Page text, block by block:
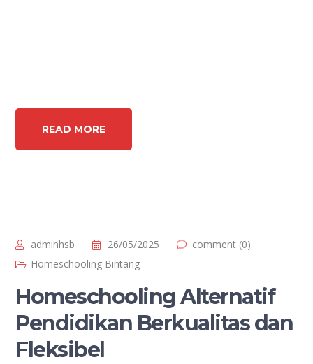
READ MORE
adminhsb 26/05/2025
comment (0)
Homeschooling Bintang
Homeschooling Alternatif
Pendidikan Berkualitas dan
Fleksibel